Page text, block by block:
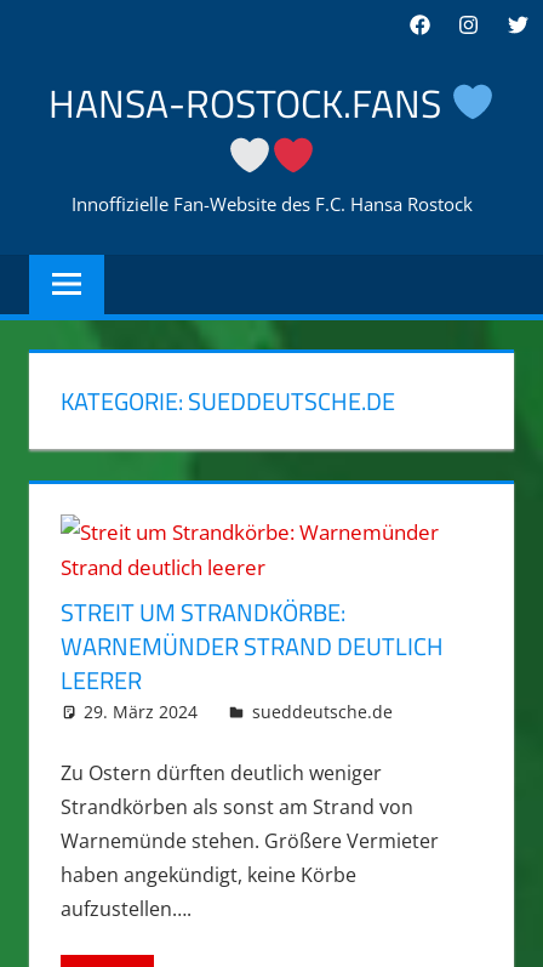
springen
Facebook
HANSA-ROSTOCK.FANS
Innoffizielle Fan-Website des F.C. Hansa Rostock
KATEGORIE:SUEDDEUTSCHE.DE
STREIT UM STRANDKÖRBE:
WARNEMÜNDER STRAND DEUTLICH
LEERER
29. März 2024 integromat
sueddeutsche.de
Zu Ostern dürften deutlich weniger
Strandkörben als sonst am Strand von
Warnemünde stehen. Größere Vermieter
haben angekündigt, keine Körbe
aufzustellen….